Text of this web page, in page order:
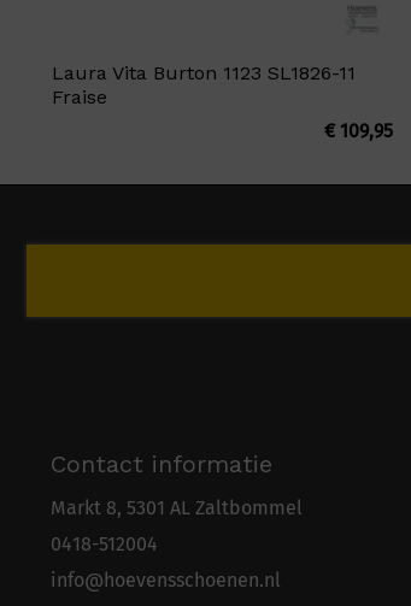
Laura Vita Burton 1123 SL1826-11
Fraise
€109,95
Contact informatie
Markt 8, 5301 AL Zaltbommel
0418-512004
info@hoevensschoenen.nl